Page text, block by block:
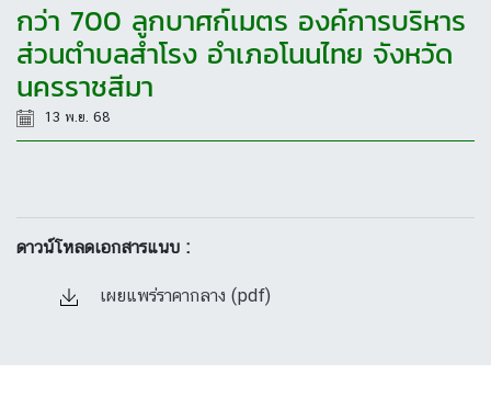
กว่า 700 ลูกบาศก์เมตร องค์การบริหาร
ส่วนตำบลสำโรง อำเภอโนนไทย จังหวัด
นครราชสีมา
13 พ.ย. 68
ดาวน์โหลดเอกสารแนบ :
เผยแพร่ราคากลาง (pdf)